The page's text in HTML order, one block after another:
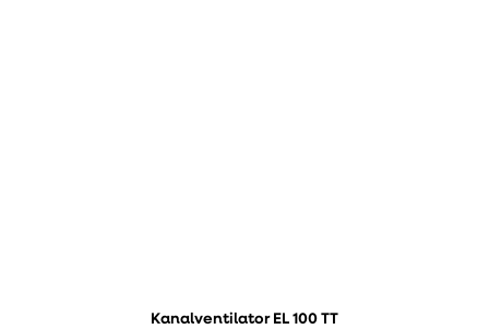
Kanalventilator EL 100 TT